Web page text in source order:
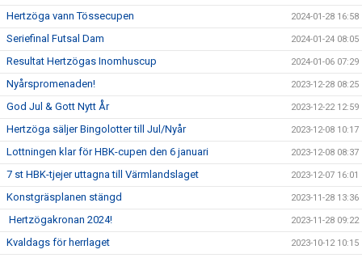
Hertzöga vann Tössecupen 2024-01-28 16:58
Seriefinal Futsal Dam 2024-01-24 08:05
Resultat Hertzögas Inomhuscup 2024-01-06 07:29
Nyårspromenaden! 2023-12-28 08:25
God Jul & Gott Nytt År 2023-12-22 12:59
Hertzöga säljer Bingolotter till Jul/Nyår 2023-12-08 10:17
Lottningen klar för HBK-cupen den 6 januari 2023-12-08 08:37
7 st HBK-tjejer uttagna till Värmlandslaget 2023-12-07 16:01
Konstgräsplanen stängd 2023-11-28 13:36
Hertzögakronan 2024! 2023-11-28 09:22
Kvaldags för herrlaget 2023-10-12 10:15